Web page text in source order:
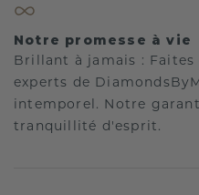
Notre promesse à vie
Brillant à jamais : Faites
experts de
intemporel. Notre
tranquillité d'esprit.